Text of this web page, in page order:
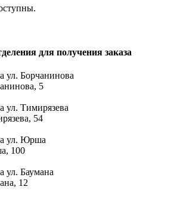
для получения заказа
ул. Борчанинова
5
ул. Тимирязева
54
ул. Юрша
100
ул. Баумана
12